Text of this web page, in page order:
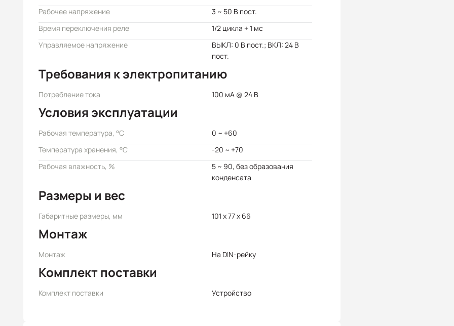
Рабочее напряжение
3 ~ 50 В пост.
Время переключения реле
1/2 цикла + 1 мс
Управляемое напряжение
ВЫКЛ: 0 В пост.; ВКЛ: 24 В
пост.
Требования к электропитанию
Потребление тока 100 мА @ 24 В
Условия эксплуатации
Рабочая температура, °C
0 ~ +60
Температура хранения, °C
-20 ~ +70
Рабочая влажность, %
5 ~ 90, без образования
конденсата
Размеры и вес
Габаритные размеры, мм 101 x 77 x 66
Монтаж
Монтаж На DIN-рейку
Комплект поставки
Комплект поставки Устройство